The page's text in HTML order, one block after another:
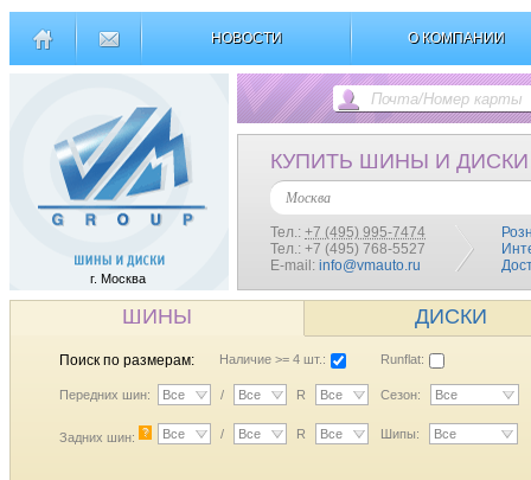
НОВОСТИ О КОМПАНИИ
г. Москва
КУПИТЬ ШИНЫ И ДИСКИ
Москва
Тел.: +7 (495) 995-7474
Тел.: +7 (495) 768-5527
E-mail: info@vmauto.ru
ШИНЫ ДИСКИ
Поиск по размерам: Наличие >= 4 шт.: Runflat:
Передних шин: Все / Все R Все Сезон: Все
Задних шин: ? Все / Все R Все Шипы: Все